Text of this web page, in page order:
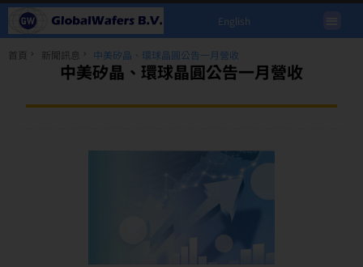
English
首頁 新聞訊息 中美矽晶、環球晶圓公告一月營收
中美矽晶、環球晶圓公告一月營收